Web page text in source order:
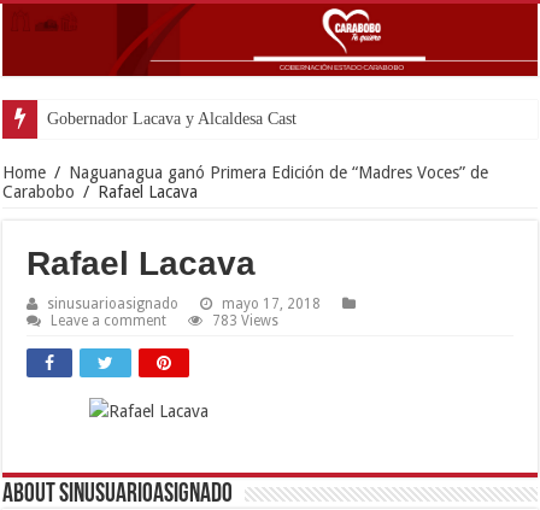
Gobernador Lacava y Alcaldesa Castillo reinaugura
Home / Naguanagua ganó Primera Edición de “Madres Voces” de
Carabobo / Rafael Lacava
Rafael Lacava
sinusuarioasignado
mayo 17, 2018
Leave a comment
783 Views
About sinusuarioasignado